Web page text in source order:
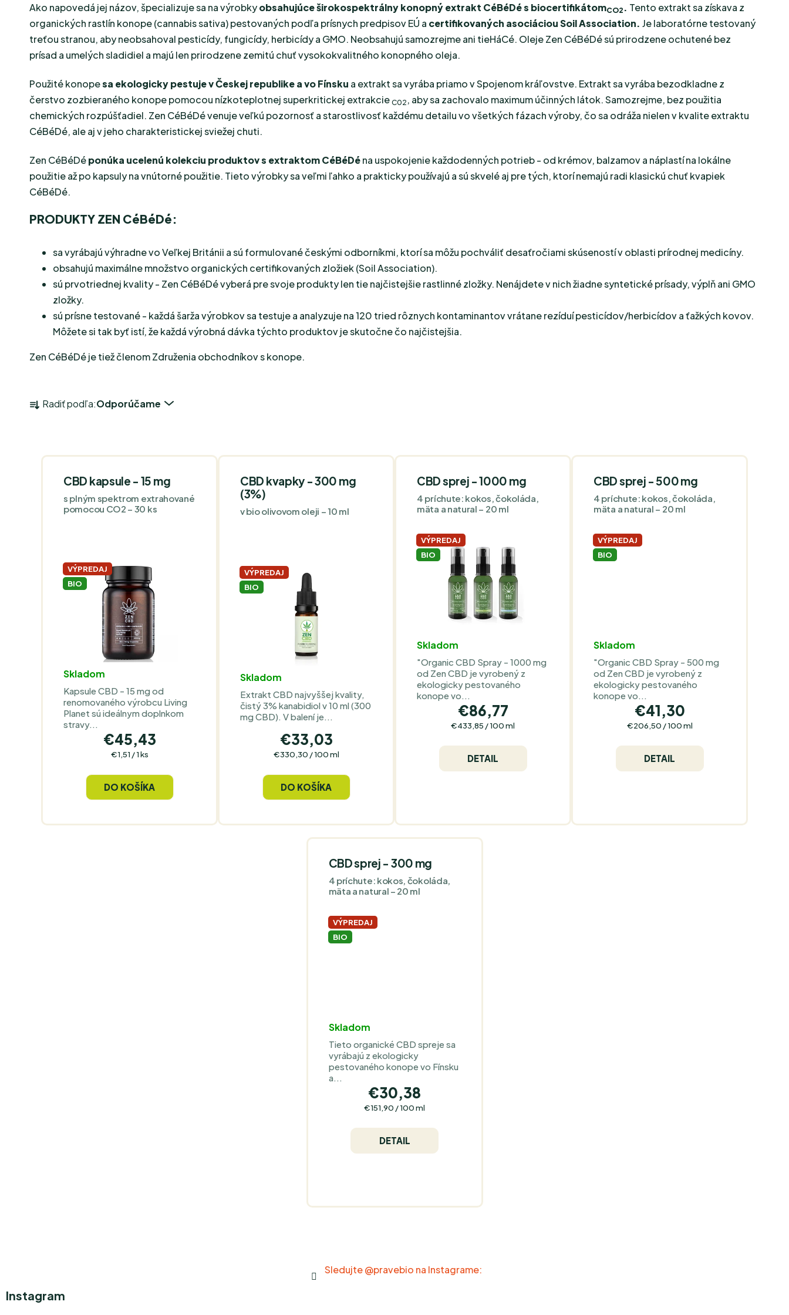
Ako napovedá jej názov, špecializuje sa na výrobkyobsahujúce širokospektrálny konopný extrakt CéBéDé s biocertifikátomCO2 . Tento extrakt sa získava z
organických rastlín konope (cannabis sativa) pestovaných podľa prísnych predpisov EÚ a certifikovaných asociáciou Soil Association. Je laboratórne testovaný
treťou stranou, aby neobsahoval pesticídy, fungicídy, herbicídy a GMO. Neobsahujú samozrejme ani tieHáCé. Oleje Zen CéBéDé sú prirodzene ochutené bez
prísad a umelých sladidiel a majú len prirodzene zemitú chuť vysokokvalitného konopného oleja.
Použité konopesa ekologicky pestuje v Českej republike a vo Fínsku a extrakt sa vyrába priamo v Spojenom kráľovstve. Extrakt sa vyrába bezodkladne z
čerstvo zozbieraného konope pomocou nízkoteplotnej superkritickej extrakcie C02 , aby sa zachovalo maximum účinných látok. Samozrejme, bez použitia
chemických rozpúšťadiel. Zen CéBéDé venuje veľkú pozornosť a starostlivosť každému detailu vo všetkých fázach výroby, čo sa odráža nielen v kvalite extraktu
CéBéDé, ale aj v jeho charakteristickej sviežej chuti.
Zen CéBéDéponúka ucelenú kolekciu produktov s extraktom CéBéDéna uspokojenie každodenných potrieb - od krémov, balzamov a náplastí na lokálne
použitie až po kapsuly na vnútorné použitie. Tieto výrobky sa veľmi ľahko a prakticky používajú a sú skvelé aj pre tých, ktorí nemajú radi klasickú chuť kvapiek
CéBéDé.
PRODUKTY ZEN CéBéDé:
sa vyrábajú výhradne vo Veľkej Británii a sú formulované českými odborníkmi, ktorí sa môžu pochváliť desaťročiami skúseností v oblasti prírodnej medicíny.
obsahujú maximálne množstvo organických certifikovaných zložiek (Soil Association).
sú prvotriednej kvality - Zen CéBéDé vyberá pre svoje produkty len tie najčistejšie rastlinné zložky. Nenájdete v nich žiadne syntetické prísady, výplň ani GMO
zložky.
sú prísne testované - každá šarža výrobkov sa testuje a analyzuje na 120 tried rôznych kontaminantov vrátane rezíduí pesticídov/herbicídov a ťažkých kovov.
Môžete si tak byť istí, že každá výrobná dávka týchto produktov je skutočne čo najčistejšia.
Zen CéBéDé je tiež členom Združenia obchodníkov s konope.
R Radiť podľa:Odporúčame
Ý
CBD kapsule - 15 mg
s plným spektrom extrahované
pomocou CO2 – 30 ks
VÝPREDAJ
BIO
Skladom
Kapsule CBD - 15 mg od
renomovaného výrobcu Living
Planet sú ideálnym doplnkom
stravy...
€45,43
Jednotková
€1,51 / 1 ks
DO KOŠÍKA
CBD kvapky - 300 mg
(3%)
v bio olivovom oleji – 10 ml
VÝPREDAJ
BIO
Skladom
Extrakt CBD najvyššej kvality,
čistý 3% kanabidiol v 10 ml (300
mg CBD). V balení je...
€33,03
Jednotková
€330,30 / 100 ml
DO KOŠÍKA
CBD sprej - 1000 mg
4 príchute: kokos, čokoláda,
mäta a natural – 20 ml
VÝPREDAJ
BIO
Skladom
"Organic CBD Spray - 1000 mg
od Zen CBD je vyrobený z
ekologicky pestovaného
konope vo...
€86,77
Jednotková
€433,85 / 100 ml
DETAIL
CBD sprej - 500 mg
4 príchute: kokos, čokoláda,
mäta a natural – 20 ml
VÝPREDAJ
BIO
Skladom
"Organic CBD Spray - 500 mg
od Zen CBD je vyrobený z
ekologicky pestovaného
konope vo...
€41,30
Jednotková
€206,50 / 100 ml
DETAIL
CBD sprej - 300 mg
4 príchute: kokos, čokoláda,
mäta a natural – 20 ml
VÝPREDAJ
BIO
Skladom
Tieto organické CBD spreje sa
vyrábajú z ekologicky
pestovaného konope vo Fínsku
a...
€30,38
Jednotková
€151,90 / 100 ml
DETAIL
á
Sledujte @pravebio na Instagrame:
Instagram